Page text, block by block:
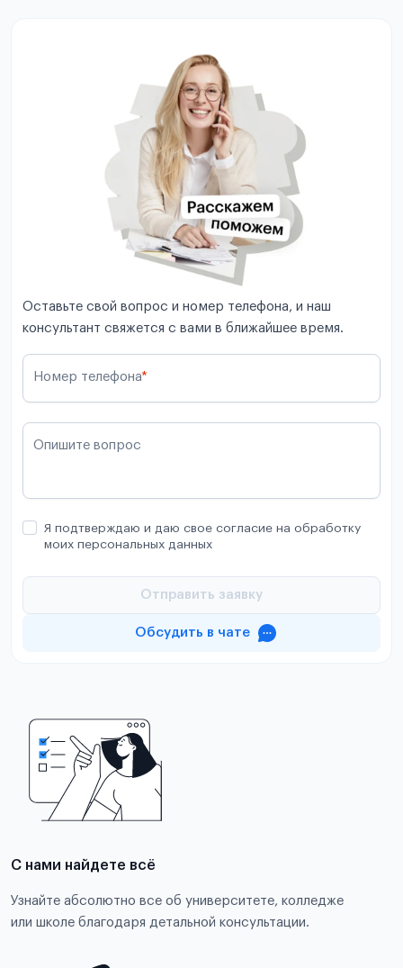
Оставьте свой вопрос и номер телефона, и наш
консультант свяжется с вами в ближайшее время.
Номер телефона*
Опишите вопрос
Я подтверждаю и даю свое согласие на обработку
моих персональных данных
Отправить заявку
Обсудить в чате
С нами найдете всё
Узнайте абсолютно все об университете, колледже
или школе благодаря детальной консультации.